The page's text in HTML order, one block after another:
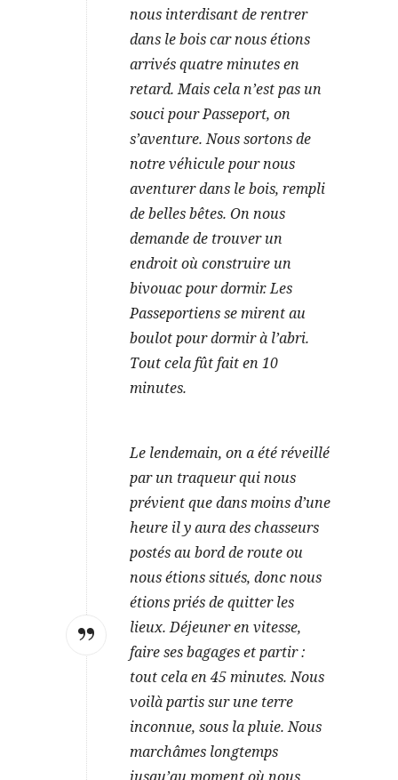
nous interdisant de rentrer
dans le bois car nous étions
arrivés quatre minutes en
retard. Mais cela n’est pas un
souci pour Passeport, on
s’aventure. Nous sortons de
notre véhicule pour nous
aventurer dans le bois, rempli
de belles bêtes. On nous
demande de trouver un
endroit où construire un
bivouac pour dormir. Les
Passeportiens se mirent au
boulot pour dormir à l’abri.
Tout cela fût fait en 10
minutes.
Le lendemain, on a été réveillé
par un traqueur qui nous
prévient que dans moins d’une
heure il y aura des chasseurs
postés au bord de route ou
nous étions situés, donc nous
étions priés de quitter les
lieux. Déjeuner en vitesse,
faire ses bagages et partir :
tout cela en 45 minutes. Nous
voilà partis sur une terre
inconnue, sous la pluie. Nous
marchâmes longtemps